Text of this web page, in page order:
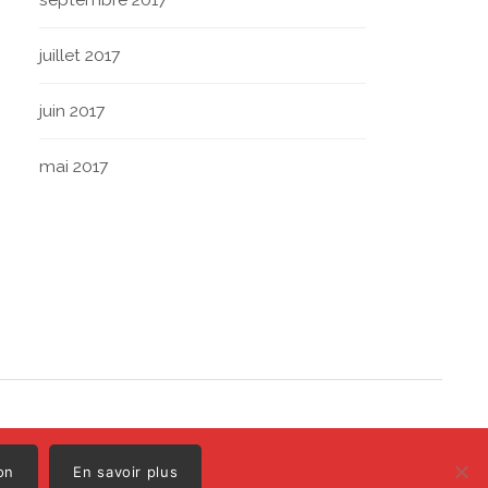
juillet 2017
juin 2017
mai 2017
par Polo
En savoir plus